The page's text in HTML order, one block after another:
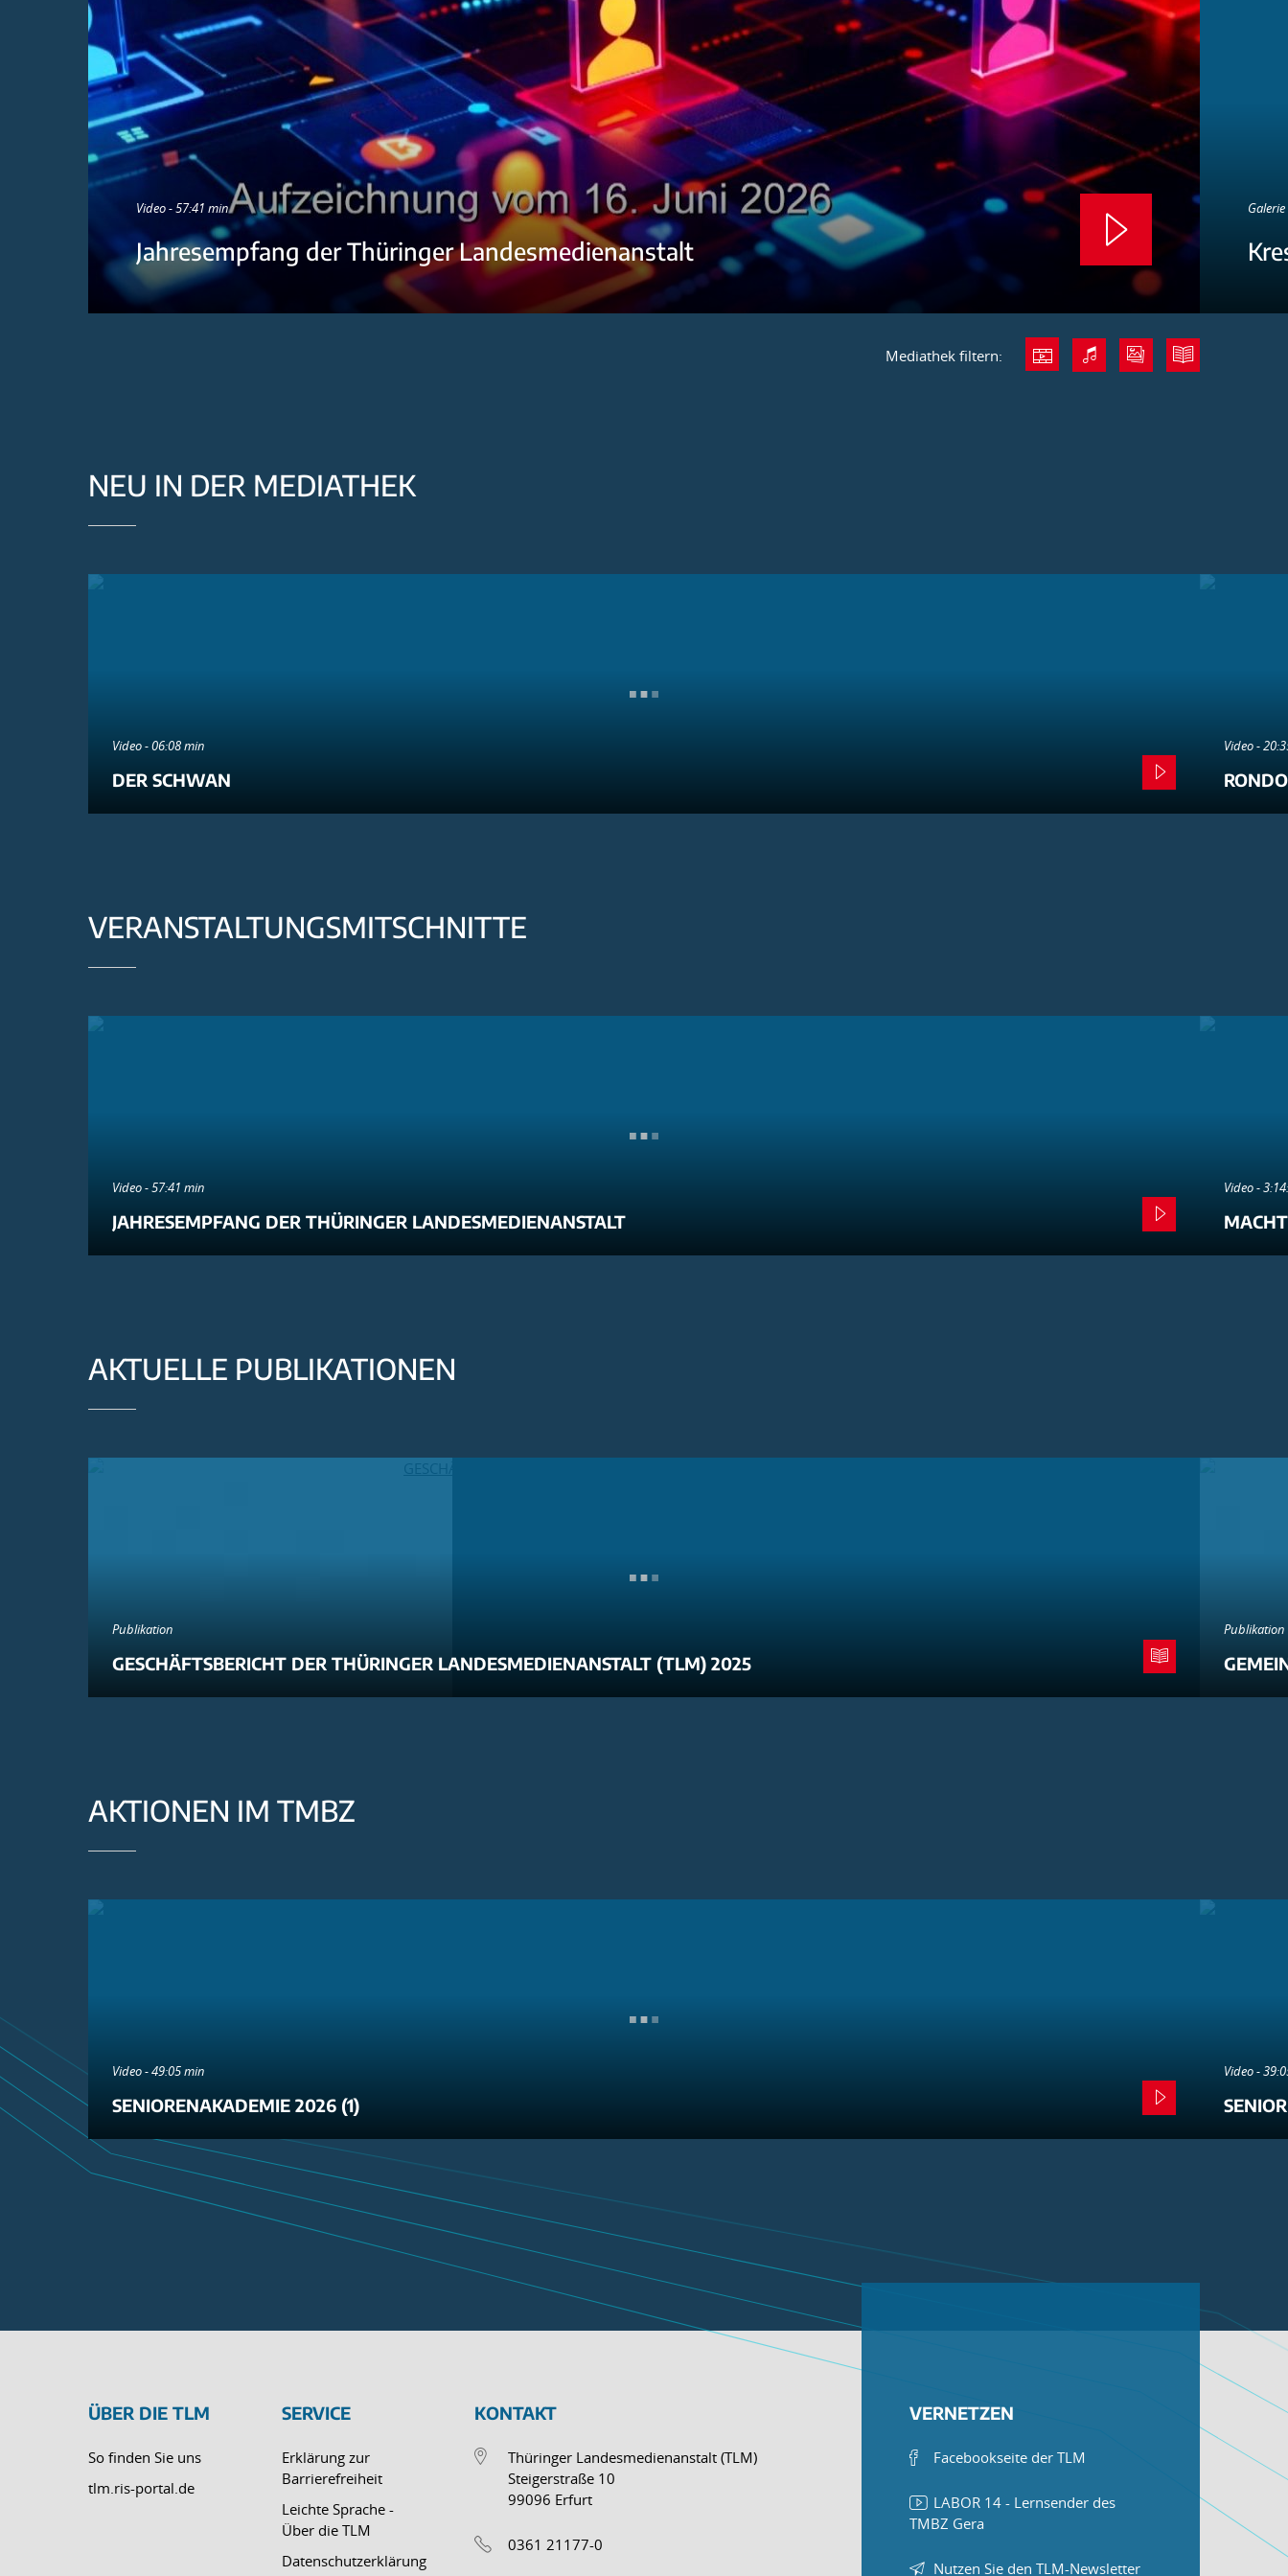
Video - 57:41 min
Jahresempfang der Thüringer Landesmedienanstalt
Mediathek filtern:
NEU IN DER MEDIATHEK
Video - 06:08 min
DER SCHWAN
Video -
VERANSTALTUNGSMITSCHNITTE
Video - 57:41 min
JAHRESEMPFANG DER THÜRINGER LANDESMEDIENANSTALT
Video -
AKTUELLE PUBLIKATIONEN
Publikation
GESCHÄFTSBERICHT DER THÜRINGER LANDESMEDIENANSTALT (TLM) 2025
Publikation
AKTIONEN IM TMBZ
Video - 49:05 min
SENIORENAKADEMIE 2026 (1)
Video -
ÜBER DIE TLM
So finden Sie uns
tlm.ris-portal.de
SERVICE
Erklärung zur
Barrierefreiheit
Leichte Sprache -
Über die TLM
Datenschutzerklärung
KONTAKT
Thüringer Landesmedienanstalt (TLM)
Steigerstraße 10
99096 Erfurt
0361 21177-0
VERNETZEN
Facebookseite der TLM
LABOR 14 - Lernsender des
TMBZ Gera
Nutzen Sie den TLM-Newsletter